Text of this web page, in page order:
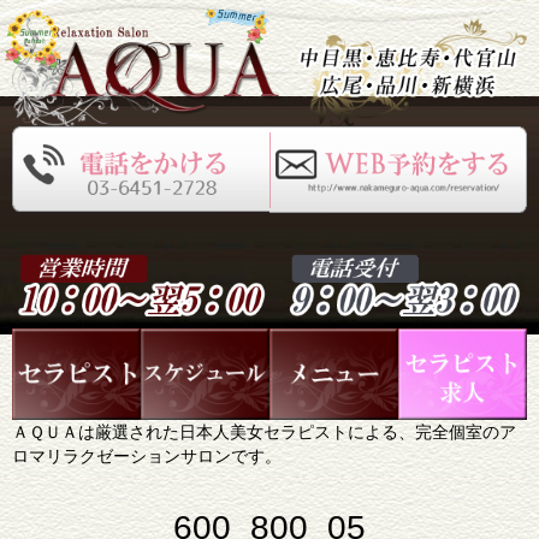
ＡＱＵＡは厳選された日本人美女セラピストによる、完全個室のア
ロマリラクゼーションサロンです。
600_800_05